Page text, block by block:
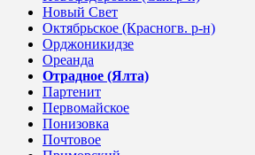
Новый Свет
Октябрьское (Красногв. р-н)
Орджоникидзе
Ореанда
Отрадное (Ялта)
Партенит
Первомайское
Понизовка
Почтовое